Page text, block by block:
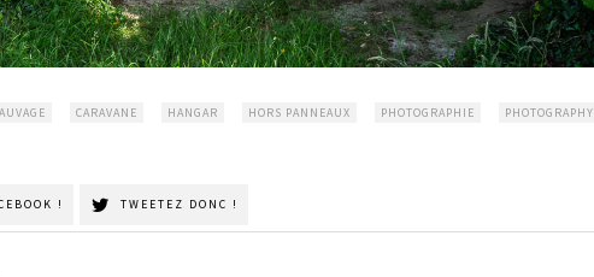
CARAVANE HANGAR HORS PANNEAUX PHOTOGRAPHIE PHOTOGRAPHY
! TWEETEZ DONC !